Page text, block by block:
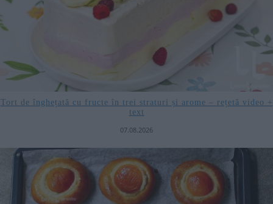
Tort de înghețată cu fructe în trei straturi și arome – rețetă video +
text
07.08.2026